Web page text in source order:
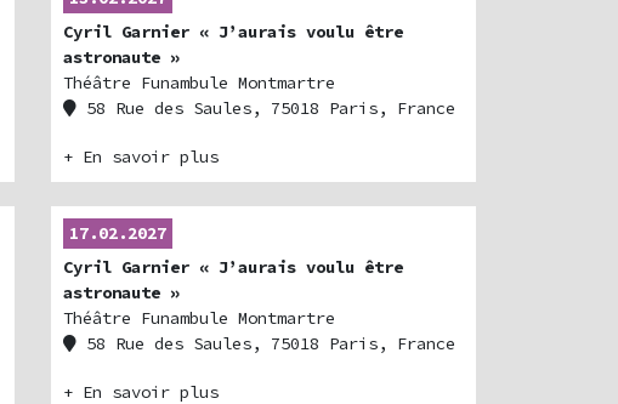
Cyril Garnier « J’aurais voulu être
astronaute »
Théâtre Funambule Montmartre
58 Rue des Saules, 75018 Paris, France
+ En savoir plus
17.02.2027
Cyril Garnier « J’aurais voulu être
astronaute »
Théâtre Funambule Montmartre
58 Rue des Saules, 75018 Paris, France
+ En savoir plus